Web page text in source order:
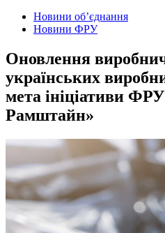
Новини об’єднання
Новини ФРУ
Оновлення
українських
мета ініціативи
Рамштайн»